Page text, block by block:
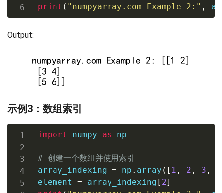
print ( "numpyarray.com Example 2:" ,
Output:
示例3：数组索引
import numpy as np
# 创建一个数组并使用索引
array_indexing = np . array ( [ 1 , 2 , 3 ,
element = array_indexing [ 2]